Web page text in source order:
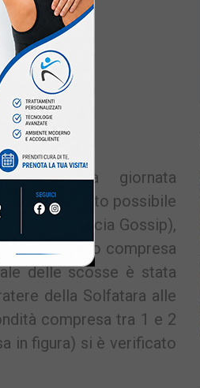
–Nella giornata
quanto è stato possibile
(interfaccia Gossip),
magnitudo compresa
delle scosse è stata
della Solfatara alle
compresa tra 1 e 2
in figura) si è verificato